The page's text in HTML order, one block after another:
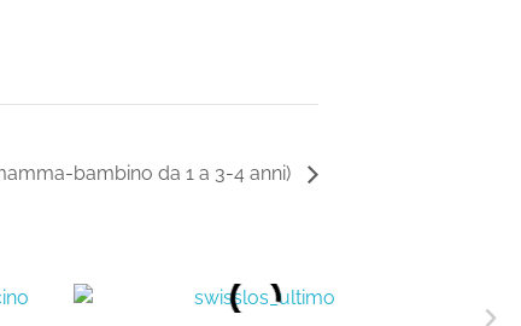
bambino da 1 a 3-4 anni)